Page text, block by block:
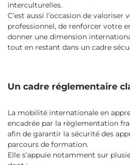
interculturelles.
C’est aussi l’occasion de valoriser
professionnel, de renforcer votre
donner une dimension
tout en restant dans un cadre
Un cadre réglementaire
La mobilité internationale en
encadrée par la règlementation
afin de garantir la sécurité des
parcours de formation.
Elle s’appuie notamment sur